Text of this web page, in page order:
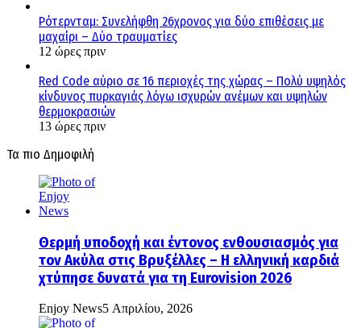
Ρότερνταμ: Συνελήφθη 26χρονος για δύο επιθέσεις με
μαχαίρι – Δύο τραυματίες
12 ώρες πριν
Red Code αύριο σε 16 περιοχές της χώρας – Πολύ υψηλός
κίνδυνος πυρκαγιάς λόγω ισχυρών ανέμων και υψηλών
θερμοκρασιών
13 ώρες πριν
Τα πιο Δημοφιλή
Θερμή υποδοχή και έντονος ενθουσιασμός για
τον Ακύλα στις Βρυξέλλες – Η ελληνική καρδιά
χτύπησε δυνατά για τη Eurovision 2026
Enjoy News5 Απριλίου, 2026